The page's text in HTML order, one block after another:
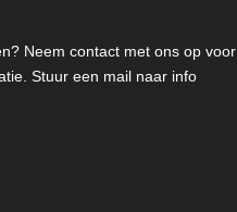
Neem contact met ons op voor
Stuur een mail naar info